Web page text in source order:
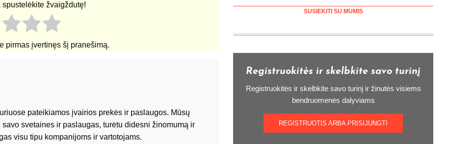
spustelėkite žvaigždutę!
pirmas įvertinęs šį pranešimą.
pateikiamos įvairios prekės ir paslaugos. Mūsų
svetaines ir paslaugas, turėtu didesni žinomumą ir
visu tipu kompanijoms ir vartotojams.
SUSIEKITI SU MUMIS
Registruokitės ir skelbkite savo turinį
Registruokitės ir skelbkite savo turinį ir žinutės visiems
bendruomenės dalyviams
REGISTRUOTIS ARBA PRISIJUNGTI